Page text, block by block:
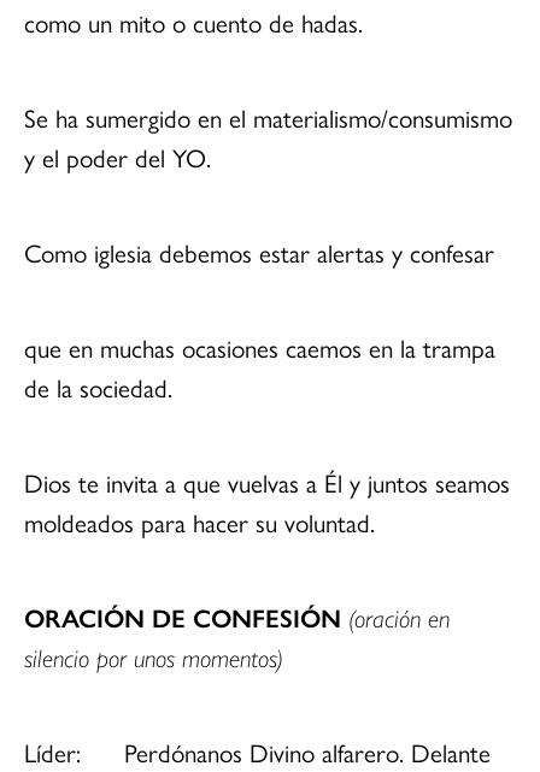
como un mito o cuento de hadas.
Se ha sumergido en el materialismo/consumismo
y el poder del YO.
Como iglesia debemos estar alertas y confesar
que en muchas ocasiones caemos en la trampa
de la sociedad.
Dios te invita a que vuelvas a Él y juntos seamos
moldeados para hacer su voluntad.
ORACIÓN DE CONFESIÓN (oración en
silencio por unos momentos)
Líder: Perdónanos Divino alfarero. Delante